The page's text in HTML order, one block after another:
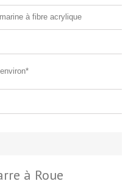
à fibre acrylique
à Roue